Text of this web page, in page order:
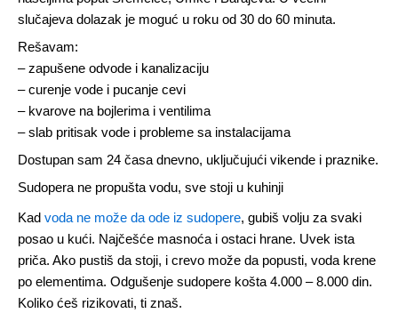
slučajeva dolazak je moguć u roku od 30 do 60 minuta.
Rešavam:
– zapušene odvode i kanalizaciju
– curenje vode i pucanje cevi
– kvarove na bojlerima i ventilima
– slab pritisak vode i probleme sa instalacijama
Dostupan sam 24 časa dnevno, uključujući vikende i praznike.
Sudopera ne propušta vodu, sve stoji u kuhinji
Kad voda ne može da ode iz sudopere, gubiš volju za svaki
posao u kući. Najčešće masnoća i ostaci hrane. Uvek ista
priča. Ako pustiš da stoji, i crevo može da popusti, voda krene
po elementima. Odgušenje sudopere košta 4.000 – 8.000 din.
Koliko ćeš rizikovati, ti znaš.